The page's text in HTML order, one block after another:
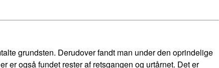
grundsten. Derudover fandt man under den oprindelige
også fundet rester af retsgangen og urtårnet. Det er